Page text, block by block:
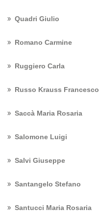
Quadri Giulio
Romano Carmine
Ruggiero Carla
Russo Krauss Francesco
Saccà Maria Rosaria
Salomone Luigi
Salvi Giuseppe
Santangelo Stefano
Santucci Maria Rosaria